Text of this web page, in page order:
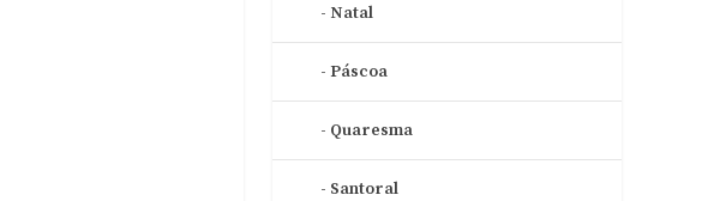
Natal
Páscoa
Quaresma
Santoral